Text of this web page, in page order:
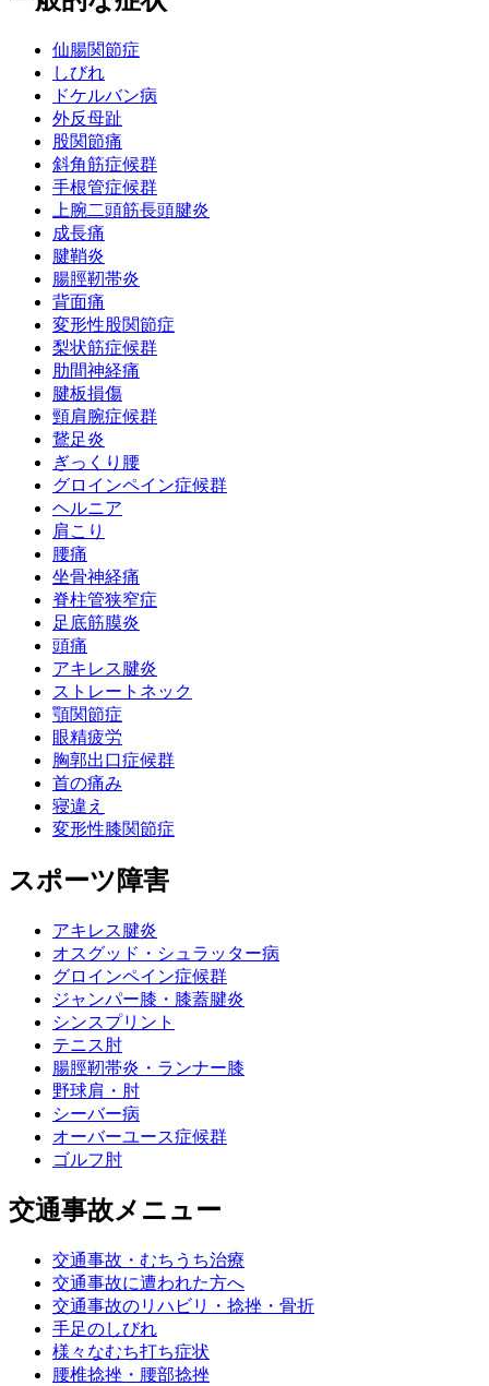
仙腸関節症
しびれ
ドケルバン病
外反母趾
股関節痛
斜角筋症候群
手根管症候群
上腕二頭筋長頭腱炎
成長痛
腱鞘炎
腸脛靭帯炎
背面痛
変形性股関節症
梨状筋症候群
肋間神経痛
腱板損傷
頸肩腕症候群
鵞足炎
ぎっくり腰
グロインペイン症候群
ヘルニア
肩こり
腰痛
坐骨神経痛
脊柱管狭窄症
足底筋膜炎
頭痛
アキレス腱炎
ストレートネック
顎関節症
眼精疲労
胸郭出口症候群
首の痛み
寝違え
変形性膝関節症
スポーツ障害
アキレス腱炎
オスグッド・シュラッター病
グロインペイン症候群
ジャンパー膝・膝蓋腱炎
シンスプリント
テニス肘
腸脛靭帯炎・ランナー膝
野球肩・肘
シーバー病
オーバーユース症候群
ゴルフ肘
交通事故メニュー
交通事故・むちうち治療
交通事故に遭われた方へ
交通事故のリハビリ・捻挫・骨折
手足のしびれ
様々なむち打ち症状
腰椎捻挫・腰部捻挫